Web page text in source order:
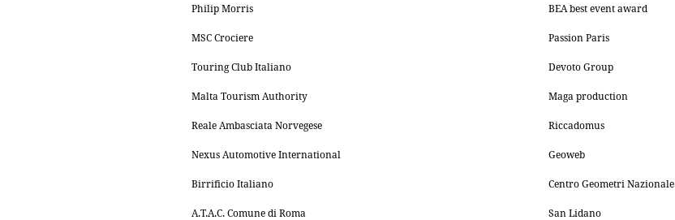
Philip Morris
MSC Crociere
Touring Club Italiano
Malta Tourism Authority
Reale Ambasciata Norvegese
Nexus Automotive International
Birrificio Italiano
A.T.A.C. Comune di Roma
BEA best event award
Passion Paris
Devoto Group
Maga production
Riccadomus
Geoweb
Centro Geometri Nazionale
San Lidano